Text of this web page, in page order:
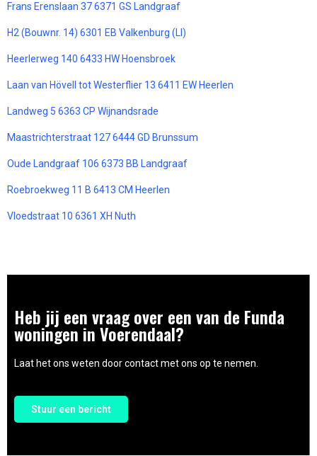
Frans Erenslaan 37 6371 GS Landgraaf
H2 (Bouwnr. 14) 6301 EB Valkenburg (LI)
Heerlerweg 140 6433 HW Hoensbroek
Laan van Hövell tot Westerflier 13 6411 EW Heerlen
Landweg 5 6363 CP Wijnandsrade
Maastrichterstraat 127 6444 GD Brunssum
Oude Landgraaf 106 6373 BB Landgraaf
Roebroekweg 11 B 6413 CM Heerlen
Vloedstraat 10 6361 XH Nuth
Heb jij een vraag over een van de Funda
woningen in Voerendaal?
Laat het ons weten door contact met ons op te nemen.
Stuur een bericht